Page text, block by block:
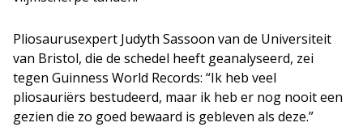
Pliosaurusexpert Judyth Sassoon van de Universiteit
van Bristol, die de schedel heeft geanalyseerd, zei
tegen Guinness World Records: “Ik heb veel
pliosauriërs bestudeerd, maar ik heb er nog nooit een
gezien die zo goed bewaard is gebleven als deze.”